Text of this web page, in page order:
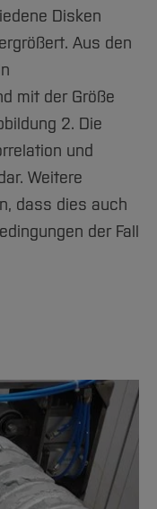
Disken
Aus den
mit der Größe
2. Die
und
Weitere
dass dies auch
der Fall